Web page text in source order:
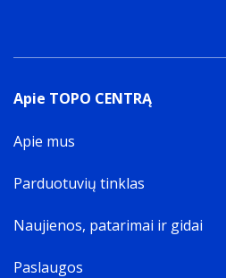
Apie TOPO CENTRĄ
Apie mus
Parduotuvių tinklas
Naujienos, patarimai ir gidai
Paslaugos